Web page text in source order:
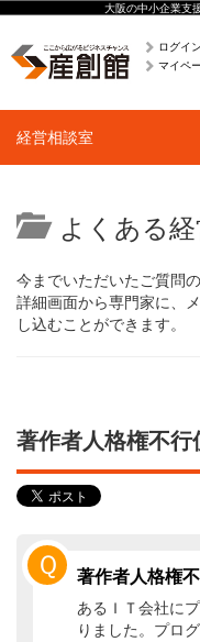
大阪の中小企業支
ログイン
マイペ
経営相談室
よくある
今までいただいたご質問
詳細画面から専門家に、
し込むことができます。
著作者人格権不行
Ｑ 著作者人格権
あるＩＴ会社に
りました。プロ